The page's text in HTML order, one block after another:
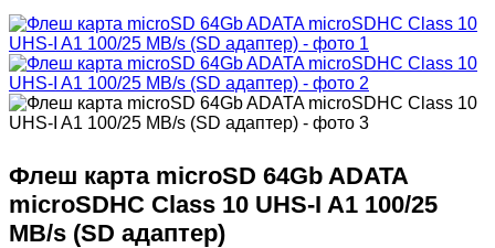
Флеш карта microSD 64Gb ADATA
microSDHC Class 10 UHS-I A1 100/25
MB/s (SD адаптер)